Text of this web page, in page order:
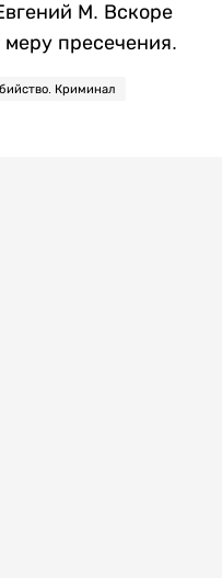
М. Вскоре
пресечения.
Криминал